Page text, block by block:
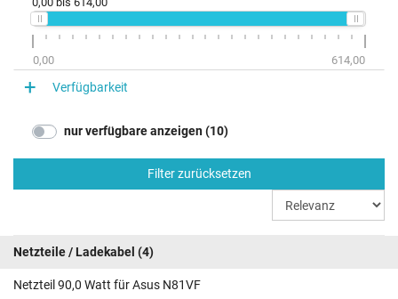
0,00 614,00
Verfügbarkeit
nur verfügbare anzeigen (10)
Filter zurücksetzen
Netzteile / Ladekabel (4)
Netzteil 90,0 Watt für Asus N81VF